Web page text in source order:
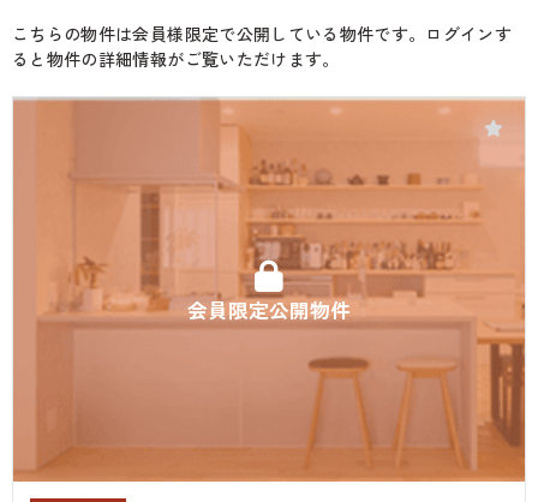
こちらの物件は会員様限定で公開している物件です。ログインす
ると物件の詳細情報がご覧いただけます。
会員限定公開物件